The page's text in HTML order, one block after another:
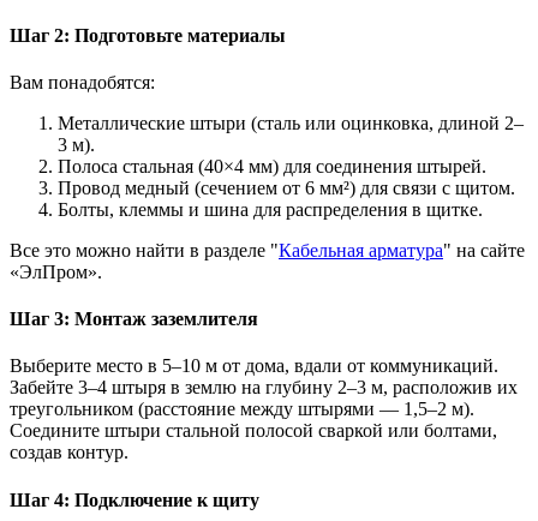
Шаг 2: Подготовьте материалы
Вам понадобятся:
Металлические штыри (сталь или оцинковка, длиной 2–
3 м).
Полоса стальная (40×4 мм) для соединения штырей.
Провод медный (сечением от 6 мм²) для связи с щитом.
Болты, клеммы и шина для распределения в щитке.
Все это можно найти в разделе "Кабельная арматура" на сайте
«ЭлПром».
Шаг 3: Монтаж заземлителя
Выберите место в 5–10 м от дома, вдали от коммуникаций.
Забейте 3–4 штыря в землю на глубину 2–3 м, расположив их
треугольником (расстояние между штырями — 1,5–2 м).
Соедините штыри стальной полосой сваркой или болтами,
создав контур.
Шаг 4: Подключение к щиту